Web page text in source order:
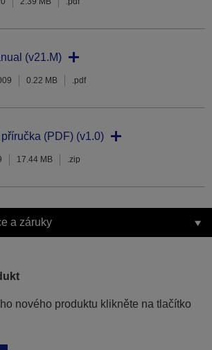
(v21.M)
0.22 MB .pdf
(PDF) (v1.0)
17.44 MB .zip
a záruky
nového produktu klikněte na tlačítko